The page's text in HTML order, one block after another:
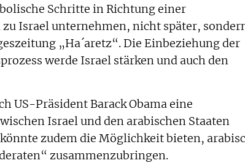
Schritte in Richtung einer
Israel unternehmen, nicht später,
„Ha´aretz“. Die Einbeziehung der
werde Israel stärken und auch den
US-Präsident Barack Obama eine
Israel und den arabischen Staaten
zudem die Möglichkeit bieten,
zusammenzubringen.